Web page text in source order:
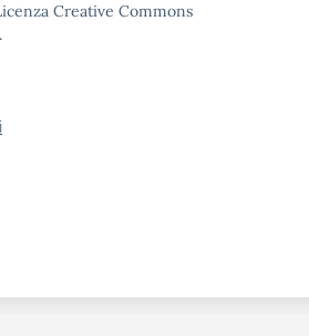
Creative Commons